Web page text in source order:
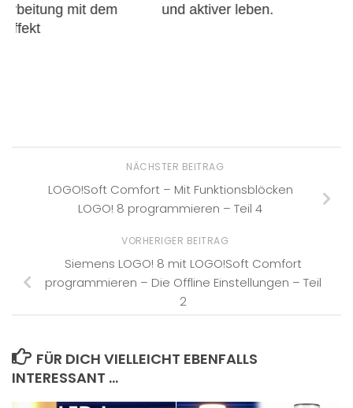
und aktiver leben.
Lebensmittel: Das
NÄCHSTER BEITRAG
LOGO!Soft Comfort – Mit Funktionsblöcken
LOGO! 8 programmieren – Teil 4
VORHERIGER BEITRAG
Siemens LOGO! 8 mit LOGO!Soft Comfort
programmieren – Die Offline Einstellungen – Teil
2
FÜR DICH VIELLEICHT EBENFALLS
INTERESSANT …